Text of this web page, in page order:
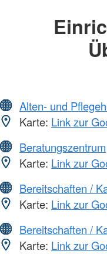
Alten- und
Karte: Link zur
Beratungszentrum
Karte: Link zur
Bereitschaften /
Karte: Link zur
Bereitschaften /
Karte: Link zur